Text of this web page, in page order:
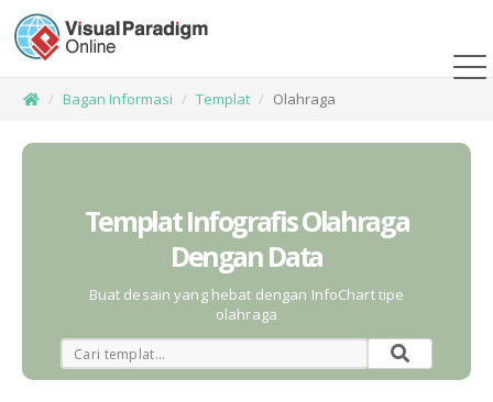
Bagan Informasi Templat Olahraga
Templat Infografis Olahraga
Dengan Data
Buat desain yang hebat dengan InfoChart tipe
olahraga